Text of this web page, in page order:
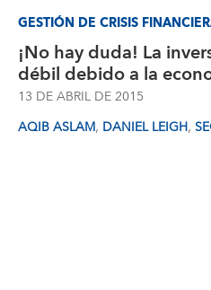
GESTIÓN DE CRISIS
¡No hay duda! La
débil debido a la
13 DE ABRIL DE 2015
AQIB ASLAM, DANIEL LEIGH,